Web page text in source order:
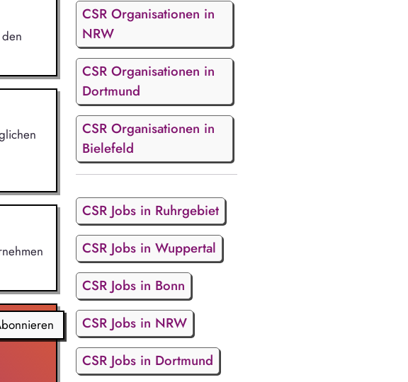
CSR Organisationen in
NRW
CSR Organisationen in
Dortmund
CSR Organisationen in
Bielefeld
CSR Jobs in Ruhrgebiet
CSR Jobs in Wuppertal
CSR Jobs in Bonn
CSR Jobs in NRW
CSR Jobs in Dortmund